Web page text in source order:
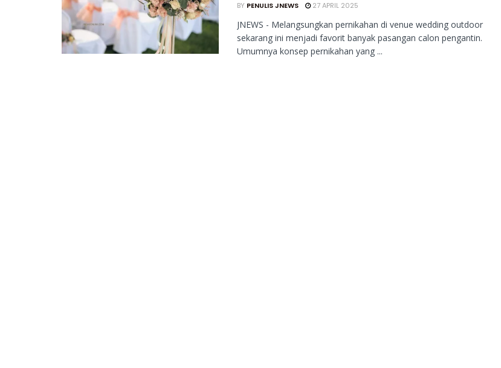
BY PENULIS JNEWS 27 APRIL 2025
JNEWS - Melangsungkan pernikahan di venue wedding outdoor
sekarang ini menjadi favorit banyak pasangan calon pengantin.
Umumnya konsep pernikahan yang ...